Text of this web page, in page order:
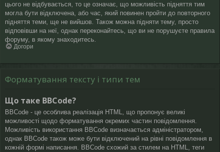
цього не відбувається, то це означає, що можливість підняття тим
могла бути відключена, або час, який повинен пройти до повторного
підняття теми, ще не вийшов. Також можна підняти тему, просто
відповівши на неї, однак переконайтесь, що ви не порушуєте правила
форуму, в якому знаходитесь.
Догори
Форматування тексту і типи тем
Що таке BBCode?
BBCode - це особлива реалізація HTML, що пропонує великі
можливості щодо форматування окремих частин повідомлення.
Можливість використання BBCode визначається адміністратором,
однак BBCode також може бути відключений на рівні повідомлення в
кожній формі написання. BBCode схожий за стилем на HTML, теги